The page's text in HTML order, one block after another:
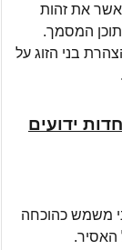
מאשר את זהות
המסמך.
בני הזוג על
ידועים
משמש כהוכחה
האסיר.